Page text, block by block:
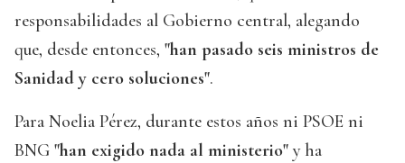
responsabilidades al Gobierno central, alegando
que, desde entonces, "han pasado seis ministros de
Sanidad y cero soluciones".
Para Noelia Pérez, durante estos años ni PSOE ni
BNG "han exigido nada al ministerio" y ha